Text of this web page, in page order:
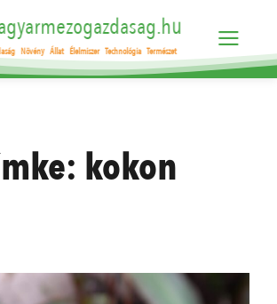
Növény Állat Élelmiszer Technológia Természet
kokon